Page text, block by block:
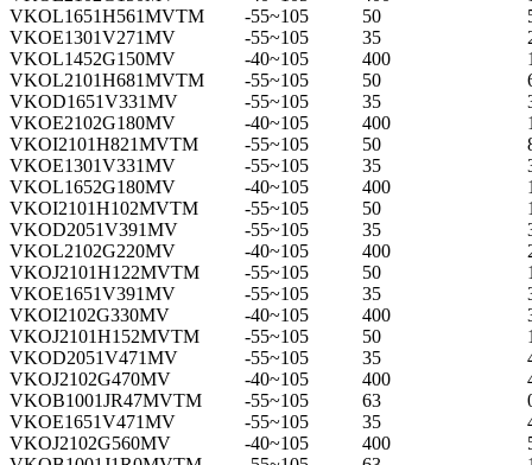
VKOL1651H561MVTM
-55~105 50
VKOE1301V271MV
-55~105 35
VKOL1452G150MV
-40~105 400
VKOL2101H681MVTM
-55~105 50
VKOD1651V331MV
-55~105 35
VKOE2102G180MV
-40~105 400
VKOI2101H821MVTM
-55~105 50
VKOE1301V331MV
-55~105 35
VKOL1652G180MV
-40~105 400
VKOI2101H102MVTM
-55~105 50
VKOD2051V391MV
-55~105 35
VKOL2102G220MV
-40~105 400
VKOJ2101H122MVTM
-55~105 50
VKOE1651V391MV
-55~105 35
VKOI2102G330MV
-40~105 400
VKOJ2101H152MVTM
-55~105 50
VKOD2051V471MV
-55~105 35
VKOJ2102G470MV
-40~105 400
VKOB1001JR47MVTM
-55~105 63
VKOE1651V471MV
-55~105 35
VKOJ2102G560MV
-40~105 400